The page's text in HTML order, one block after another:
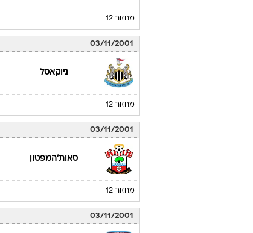
מחזור 12
03/11/2001
ניוקאסל
מחזור 12
03/11/2001
סאות'המפטון
מחזור 12
03/11/2001